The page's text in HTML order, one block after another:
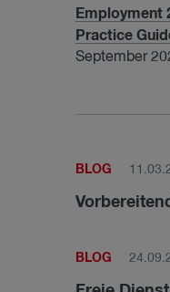
Employment
Practice
September
BLOG
BLOG